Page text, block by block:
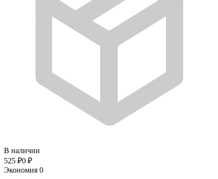
В наличии
525 ₽0 ₽
Экономия 0